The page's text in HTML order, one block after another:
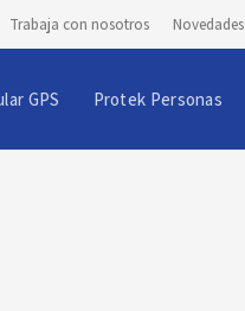
Trabaja con nosotros Novedades
GPS Protek Personas